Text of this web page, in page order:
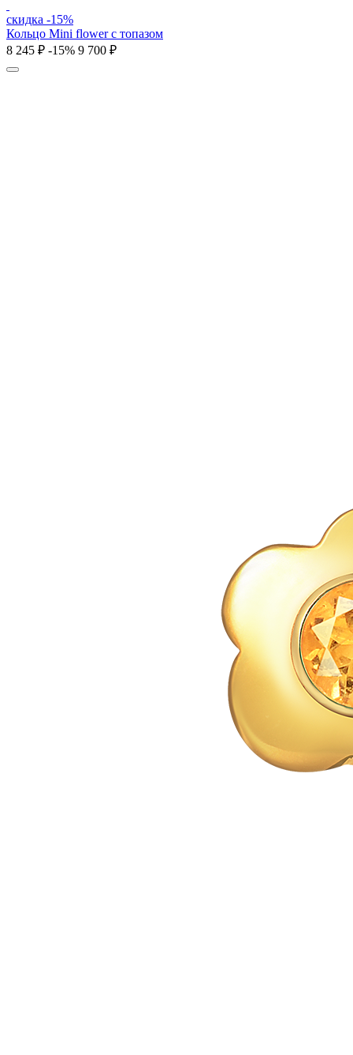
скидка -15%
Кольцо Mini flower с топазом
8 245 ₽ -15% 9 700 ₽